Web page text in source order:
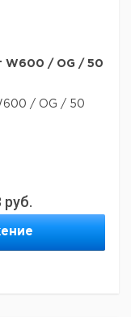
W600 / OG / 50
/ OG / 50
руб.